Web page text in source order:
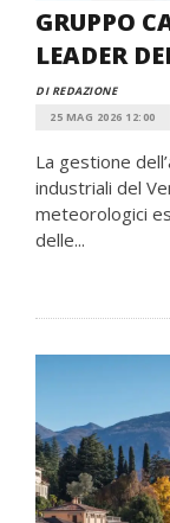
GRUPPO
LEADER
DI REDAZIONE
25 MAG 2026 12:00
La gestione
industriali del
meteorologici
delle...